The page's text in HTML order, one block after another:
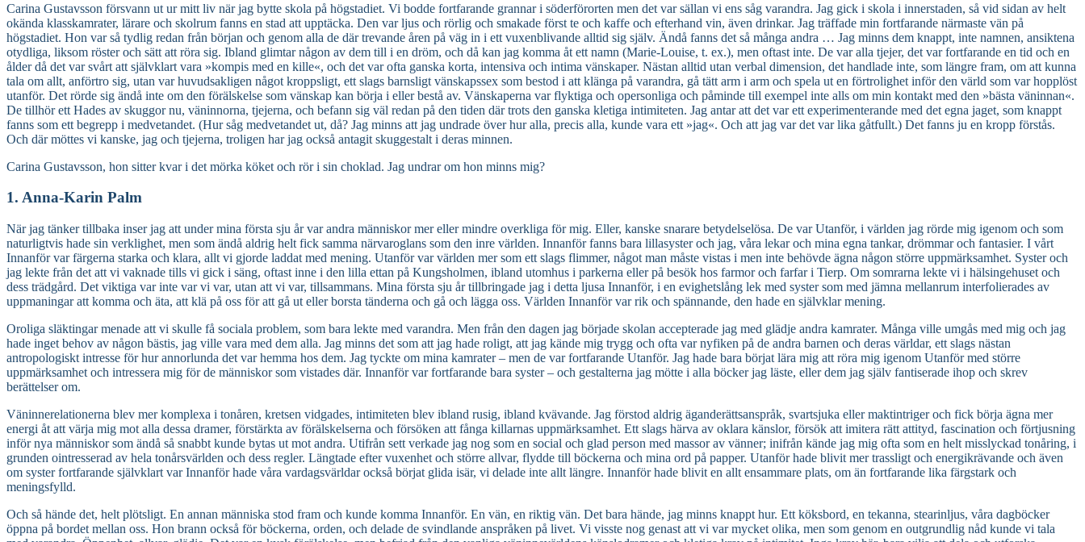
Carina Gustavsson försvann ut ur mitt liv när jag bytte skola på högstadiet. Vi bodde fortfarande grannar i söderförorten men det var sällan vi ens såg varandra. Jag gick i skola i innerstaden, så vid sidan av helt
okända klasskamrater, lärare och skolrum fanns en stad att upptäcka. Den var ljus och rörlig och smakade först te och kaffe och efterhand vin, även drinkar. Jag träffade min fortfarande närmaste vän på
högstadiet. Hon var så tydlig redan från början och genom alla de där trevande åren på väg in i ett vuxenblivande alltid sig själv. Ändå fanns det så många andra … Jag minns dem knappt, inte namnen, ansiktena
otydliga, liksom röster och sätt att röra sig. Ibland glimtar någon av dem till i en dröm, och då kan jag komma åt ett namn (Marie-Louise, t. ex.), men oftast inte. De var alla tjejer, det var fortfarande en tid och en
ålder då det var svårt att självklart vara »kompis med en kille«, och det var ofta ganska korta, intensiva och intima vänskaper. Nästan alltid utan verbal dimension, det handlade inte, som längre fram, om att kunna
tala om allt, anförtro sig, utan var huvudsakligen något kroppsligt, ett slags barnsligt vänskapssex som bestod i att klänga på varandra, gå tätt arm i arm och spela ut en förtrolighet inför den värld som var hopplöst
utanför. Det rörde sig ändå inte om den förälskelse som vänskap kan börja i eller bestå av. Vänskaperna var flyktiga och opersonliga och påminde till exempel inte alls om min kontakt med den »bästa väninnan«.
De tillhör ett Hades av skuggor nu, väninnorna, tjejerna, och befann sig väl redan på den tiden där trots den ganska kletiga intimiteten. Jag antar att det var ett experimenterande med det egna jaget, som knappt
fanns som ett begrepp i medvetandet. (Hur såg medvetandet ut, då? Jag minns att jag undrade över hur alla, precis alla, kunde vara ett »jag«. Och att jag var det var lika gåtfullt.) Det fanns ju en kropp förstås.
Och där möttes vi kanske, jag och tjejerna, troligen har jag också antagit skuggestalt i deras minnen.
Carina Gustavsson, hon sitter kvar i det mörka köket och rör i sin choklad. Jag undrar om hon minns mig?
1. Anna-Karin Palm
När jag tänker tillbaka inser jag att under mina första sju år var andra människor mer eller mindre overkliga för mig. Eller, kanske snarare betydelselösa. De var Utanför, i världen jag rörde mig igenom och som
naturligtvis hade sin verklighet, men som ändå aldrig helt fick samma närvaroglans som den inre världen. Innanför fanns bara lillasyster och jag, våra lekar och mina egna tankar, drömmar och fantasier. I vårt
Innanför var färgerna starka och klara, allt vi gjorde laddat med mening. Utanför var världen mer som ett slags flimmer, något man måste vistas i men inte behövde ägna någon större uppmärksamhet. Syster och
jag lekte från det att vi vaknade tills vi gick i säng, oftast inne i den lilla ettan på Kungsholmen, ibland utomhus i parkerna eller på besök hos farmor och farfar i Tierp. Om somrarna lekte vi i hälsingehuset och
dess trädgård. Det viktiga var inte var vi var, utan att vi var, tillsammans. Mina första sju år tillbringade jag i detta ljusa Innanför, i en evighetslång lek med syster som med jämna mellanrum interfolierades av
uppmaningar att komma och äta, att klä på oss för att gå ut eller borsta tänderna och gå och lägga oss. Världen Innanför var rik och spännande, den hade en självklar mening.
Oroliga släktingar menade att vi skulle få sociala problem, som bara lekte med varandra. Men från den dagen jag började skolan accepterade jag med glädje andra kamrater. Många ville umgås med mig och jag
hade inget behov av någon bästis, jag ville vara med dem alla. Jag minns det som att jag hade roligt, att jag kände mig trygg och ofta var nyfiken på de andra barnen och deras världar, ett slags nästan
antropologiskt intresse för hur annorlunda det var hemma hos dem. Jag tyckte om mina kamrater – men de var fortfarande Utanför. Jag hade bara börjat lära mig att röra mig igenom Utanför med större
uppmärksamhet och intressera mig för de människor som vistades där. Innanför var fortfarande bara syster – och gestalterna jag mötte i alla böcker jag läste, eller dem jag själv fantiserade ihop och skrev
berättelser om.
Väninnerelationerna blev mer komplexa i tonåren, kretsen vidgades, intimiteten blev ibland rusig, ibland kvävande. Jag förstod aldrig äganderättsanspråk, svartsjuka eller maktintriger och fick börja ägna mer
energi åt att värja mig mot alla dessa dramer, förstärkta av förälskelserna och försöken att fånga killarnas uppmärksamhet. Ett slags härva av oklara känslor, försök att imitera rätt attityd, fascination och förtjusning
inför nya människor som ändå så snabbt kunde bytas ut mot andra. Utifrån sett verkade jag nog som en social och glad person med massor av vänner; inifrån kände jag mig ofta som en helt misslyckad tonåring, i
grunden ointresserad av hela tonårsvärlden och dess regler. Längtade efter vuxenhet och större allvar, flydde till böckerna och mina ord på papper. Utanför hade blivit mer trassligt och energikrävande och även
om syster fortfarande självklart var Innanför hade våra vardagsvärldar också börjat glida isär, vi delade inte allt längre. Innanför hade blivit en allt ensammare plats, om än fortfarande lika färgstark och
meningsfylld.
Och så hände det, helt plötsligt. En annan människa stod fram och kunde komma Innanför. En vän, en riktig vän. Det bara hände, jag minns knappt hur. Ett köksbord, en tekanna, stearinljus, våra dagböcker
öppna på bordet mellan oss. Hon brann också för böckerna, orden, och delade de svindlande anspråken på livet. Vi visste nog genast att vi var mycket olika, men som genom en outgrundlig nåd kunde vi tala